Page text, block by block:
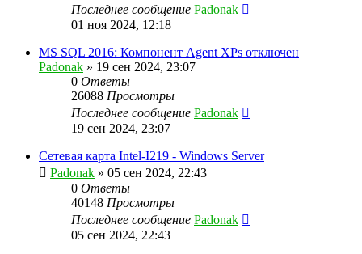
Последнее сообщение Padonak
01 ноя 2024, 12:18
MS SQL 2016: Компонент Agent XPs отключен
Padonak » 19 сен 2024, 23:07
0 Ответы
26088 Просмотры
Последнее сообщение Padonak
19 сен 2024, 23:07
Сетевая карта Intel-I219 - Windows Server
Padonak » 05 сен 2024, 22:43
0 Ответы
40148 Просмотры
Последнее сообщение Padonak
05 сен 2024, 22:43